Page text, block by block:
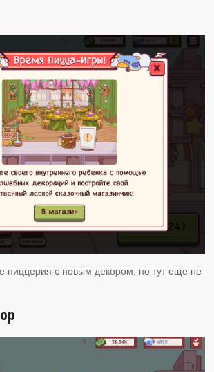
пиццерия с новым декором, но тут еще не